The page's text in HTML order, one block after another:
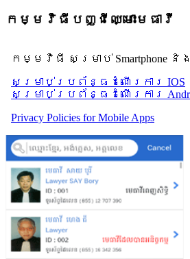
កម្មវិធីបញ្ជីឈ្មោះមេធាវី
កម្មវិធី សម្រាប់ Smartphone និង
សម្រាប់​ប្រព័ន្ធដំណើរការ IOS
សម្រាប់​ប្រព័ន្ធដំណើរការ
Privacy Policies for Mobile Apps